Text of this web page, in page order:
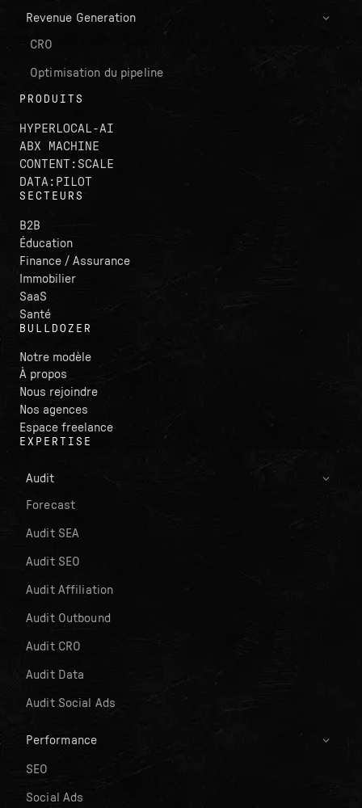
Revenue Generation
CRO
Optimisation du pipeline
PRODUITS
HYPERLOCAL-AI
ABX MACHINE
CONTENT:SCALE
DATA:PILOT
SECTEURS
B2B
Éducation
Finance / Assurance
Immobilier
SaaS
Santé
BULLDOZER
Notre modèle
À propos
Nous rejoindre
Nos agences
Espace freelance
EXPERTISE
Audit
Forecast
Audit SEA
Audit SEO
Audit Affiliation
Audit Outbound
Audit CRO
Audit Data
Audit Social Ads
Performance
SEO
Social Ads